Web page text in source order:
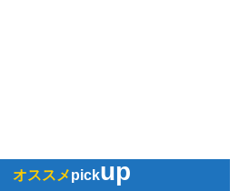
オススメpickup